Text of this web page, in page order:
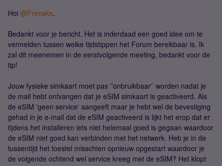
Hoi @Frenske,
Bedankt voor je bericht. Het is inderdaad een goed idee om te
vermelden tussen welke tijdstippen het Forum bereikbaar is. Ik
zal dit meenemen in de eerstvolgende meeting, bedankt voor de
tip!
Jouw fysieke simkaart moet pas '’onbruikbaar'’ worden nadat je
de mail hebt ontvangen dat je eSIM simkaart is geactiveerd. Als
de eSIM 'geen service' aangeeft maar je hebt wel de bevestiging
gehad in je e-mail dat de eSIM geactiveerd is lijkt het erop dat er
tijdens het installeren iets niet helemaal goed is gegaan waardoor
de eSIM niet goed kan verbinden met het netwerk. Heb je in de
tussentijd het toestel misschien opnieuw opgestart waardoor je
de volgende ochtend wel service kreeg met de eSIM? Het klopt